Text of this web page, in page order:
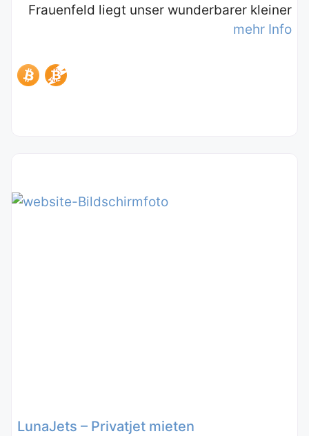
Frauenfeld liegt unser wunderbarer kleiner
mehr Info
LunaJets – Privatjet mieten